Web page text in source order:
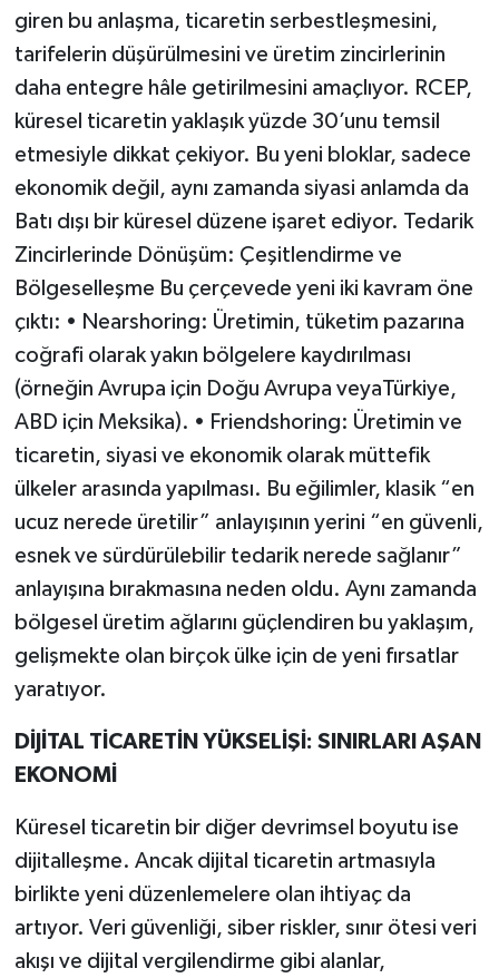
giren bu anlaşma, ticaretin serbestleşmesini,
tarifelerin düşürülmesini ve üretim zincirlerinin
daha entegre hâle getirilmesini amaçlıyor. RCEP,
küresel ticaretin yaklaşık yüzde 30’unu temsil
etmesiyle dikkat çekiyor. Bu yeni bloklar, sadece
ekonomik değil, aynı zamanda siyasi anlamda da
Batı dışı bir küresel düzene işaret ediyor. Tedarik
Zincirlerinde Dönüşüm: Çeşitlendirme ve
Bölgeselleşme Bu çerçevede yeni iki kavram öne
çıktı: • Nearshoring: Üretimin, tüketim pazarına
coğrafi olarak yakın bölgelere kaydırılması
(örneğin Avrupa için Doğu Avrupa veyaTürkiye,
ABD için Meksika). • Friendshoring: Üretimin ve
ticaretin, siyasi ve ekonomik olarak müttefik
ülkeler arasında yapılması. Bu eğilimler, klasik “en
ucuz nerede üretilir” anlayışının yerini “en güvenli,
esnek ve sürdürülebilir tedarik nerede sağlanır”
anlayışına bırakmasına neden oldu. Aynı zamanda
bölgesel üretim ağlarını güçlendiren bu yaklaşım,
gelişmekte olan birçok ülke için de yeni fırsatlar
yaratıyor.
DİJİTAL TİCARETİN YÜKSELİŞİ: SINIRLARI AŞAN
EKONOMİ
Küresel ticaretin bir diğer devrimsel boyutu ise
dijitalleşme. Ancak dijital ticaretin artmasıyla
birlikte yeni düzenlemelere olan ihtiyaç da
artıyor. Veri güvenliği, siber riskler, sınır ötesi veri
akışı ve dijital vergilendirme gibi alanlar,